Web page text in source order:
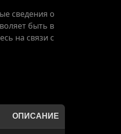
сведения о
быть в
на связи с
ОПИСАНИЕ